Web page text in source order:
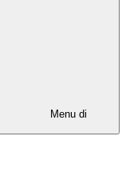
Menu di